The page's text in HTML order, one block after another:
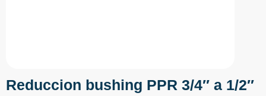
Reduccion bushing PPR 3/4″ a 1/2″